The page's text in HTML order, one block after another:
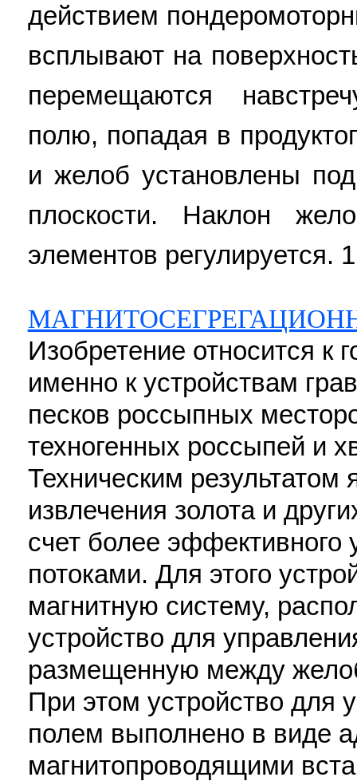
действием
всплывают на
перемещаются
полю, попадая в
и желоб установлены
плоскости. Наклон
элементов регулируется.
Изобретение относится к
именно к устройствам
песков россыпных
техногенных россыпей и
Техническим
извлечения золота и
счет более
потоками. Для этого
магнитную систему,
устройство для
размещенную между
При этом устройство для
полем выполнено в виде
магнитопроводящими